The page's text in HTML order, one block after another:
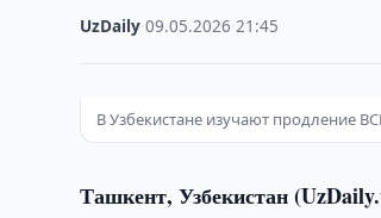
UzDaily ·09.05.2026 ·21:45
В Узбекистане изучают продление
Ташкент, Узбекистан